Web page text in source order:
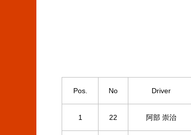
Pos. No Driver
1 22 阿部 崇治